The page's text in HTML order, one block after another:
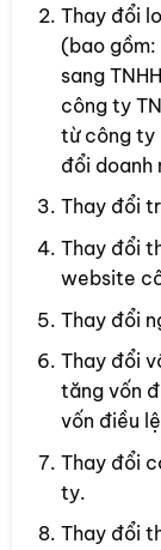
Thay đổi
(bao gồm:
sang
công ty
từ công ty
đổi doanh
Thay đổi
Thay đổi
website
Thay đổi
Thay đổi
tăng vốn
vốn điều
Thay đổi
ty.
Thay đổi